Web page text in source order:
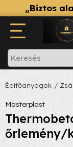
„Biztos
Építőanyagok /
Masterplast
őrlemény/